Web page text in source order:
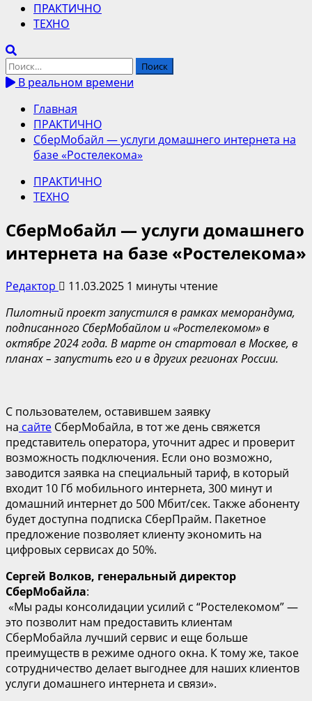
ПРАКТИЧНО
ТЕХНО
Найти:
В реальном времени
Главная
ПРАКТИЧНО
СберМобайл — услуги домашнего интернета на
базе «Ростелекома»
ПРАКТИЧНО
ТЕХНО
СберМобайл — услуги домашнего
интернета на базе «Ростелекома»
Редактор 11.03.2025 1 минуты чтение
Пилотный проект запустился в рамках меморандума,
подписанного СберМобайлом и «Ростелекомом» в
октябре 2024 года. В марте он стартовал в Москве, в
планах – запустить его и в других регионах России.
С пользователем, оставившем заявку
на сайте СберМобайла, в тот же день свяжется
представитель оператора, уточнит адрес и проверит
возможность подключения. Если оно возможно,
заводится заявка на специальный тариф, в который
входит 10 Гб мобильного интернета, 300 минут и
домашний интернет до 500 Мбит/сек. Также абоненту
будет доступна подписка СберПрайм. Пакетное
предложение позволяет клиенту экономить на
цифровых сервисах до 50%.
Сергей Волков, генеральный директор
СберМобайла:
«Мы рады консолидации усилий с “Ростелекомом” —
это позволит нам предоставить клиентам
СберМобайла лучший сервис и еще больше
преимуществ в режиме одного окна. К тому же, такое
сотрудничество делает выгоднее для наших клиентов
услуги домашнего интернета и связи».